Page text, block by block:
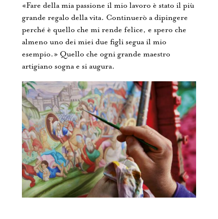
«Fare della mia passione il mio lavoro è stato il più
grande regalo della vita. Continuerò a dipingere
perché è quello che mi rende felice, e spero che
almeno uno dei miei due figli segua il mio
esempio.» Quello che ogni grande maestro
artigiano sogna e si augura.